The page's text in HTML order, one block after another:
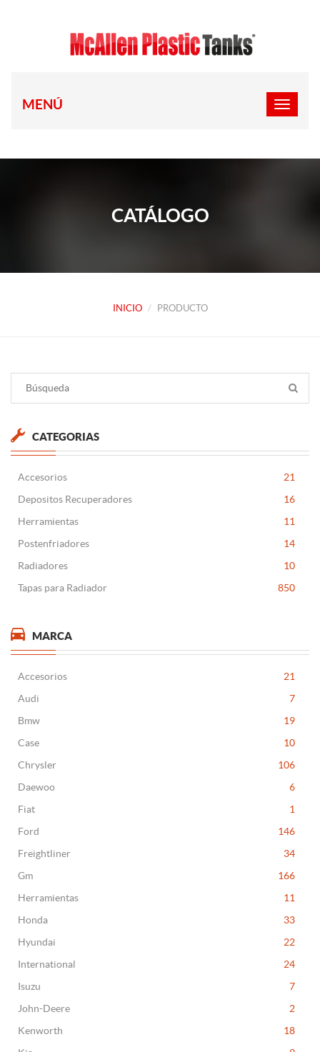
MENÚ
CATÁLOGO
INICIO PRODUCTO
CATEGORIAS
Accesorios
21
Depositos Recuperadores
16
Herramientas
11
Postenfriadores
14
Radiadores
10
Tapas para Radiador
850
MARCA
Accesorios
21
Audi
7
Bmw
19
Case
10
Chrysler
106
Daewoo
6
Fiat
1
Ford
146
Freightliner
34
Gm
166
Herramientas
11
Honda
33
Hyundai
22
International
24
Isuzu
7
John-Deere
2
Kenworth
18